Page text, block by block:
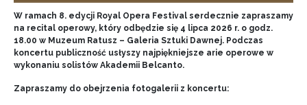
W ramach 8. edycji Royal Opera Festival serdecznie zapraszamy
na recital operowy, który odbędzie się 4 lipca 2026 r. o godz.
18.00 w Muzeum Ratusz – Galeria Sztuki Dawnej. Podczas
koncertu publiczność usłyszy najpiękniejsze arie operowe w
wykonaniu solistów Akademii Belcanto.
Zapraszamy do obejrzenia fotogalerii z koncertu: